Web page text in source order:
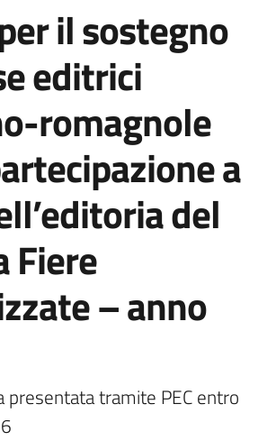
il sostegno
editrici
romagnole
a
del
Fiere
– anno
presentata tramite PEC entro